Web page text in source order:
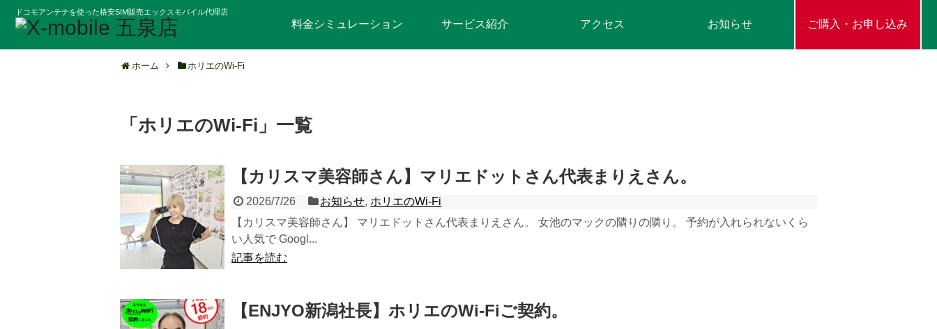
ドコモアンテナを使った格安SIM販売エックスモバイル代理店
料金シミュレーション サービス紹介 アクセス お知らせ ご購入・お申し込み
ホーム ホリエのWi-Fi
「 ホリエのWi-Fi 」 一覧
【カリスマ美容師さん】マリエドットさん代表まりえさん。
2026/7/26 お知らせ,ホリエのWi-Fi
【カリスマ美容師さん】 マリエドットさん代表まりえさん。 女池のマックの隣りの隣り。 予約が入れられないくら
い人気で Googl...
記事を読む
【ENJYO新潟社長】ホリエのWi-Fiご契約。